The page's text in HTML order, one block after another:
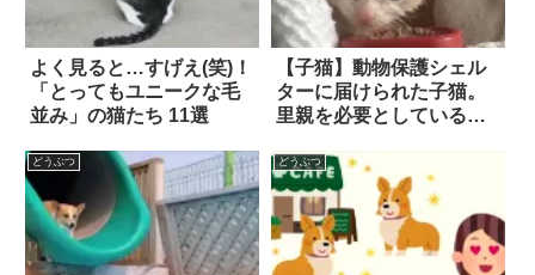
よく見ると…すげえ(笑)！
「とってもユニークな毛
並み」の猫たち 11選
【子猫】動物保護シェル
ターに届けられた子猫。
里親を必要としている彼
中の良き相棒になってく
れた！
どうぶつ どうぶつ